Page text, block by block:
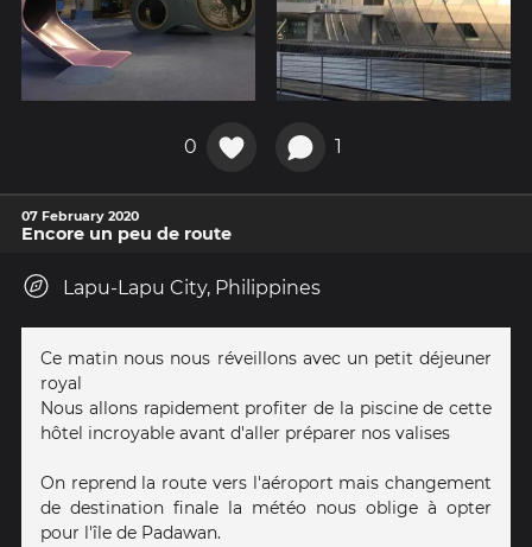
0 1
07 February 2020
Encore un peu de route
Lapu-Lapu City, Philippines
Ce matin nous nous réveillons avec un petit déjeuner
royal
Nous allons rapidement profiter de la piscine de cette
hôtel incroyable avant d'aller préparer nos valises
On reprend la route vers l'aéroport mais changement
de destination finale la météo nous oblige à opter
pour l'île de Padawan.